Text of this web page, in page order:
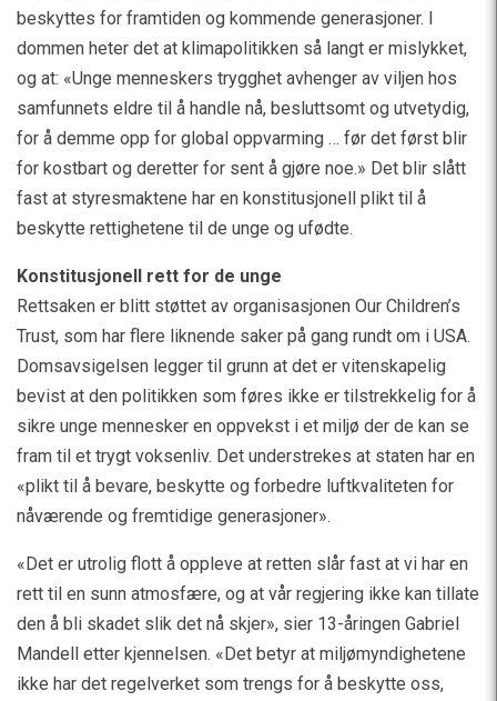
beskyttes for framtiden og kommende generasjoner. I
dommen heter det at klimapolitikken så langt er mislykket,
og at: «Unge menneskers trygghet avhenger av viljen hos
samfunnets eldre til å handle nå, besluttsomt og utvetydig,
for å demme opp for global oppvarming … før det først blir
for kostbart og deretter for sent å gjøre noe.» Det blir slått
fast at styresmaktene har en konstitusjonell plikt til å
beskytte rettighetene til de unge og ufødte.
Konstitusjonell rett for de unge
Rettsaken er blitt støttet av organisasjonen Our Children’s
Trust, som har flere liknende saker på gang rundt om i USA.
Domsavsigelsen legger til grunn at det er vitenskapelig
bevist at den politikken som føres ikke er tilstrekkelig for å
sikre unge mennesker en oppvekst i et miljø der de kan se
fram til et trygt voksenliv. Det understrekes at staten har en
«plikt til å bevare, beskytte og forbedre luftkvaliteten for
nåværende og fremtidige generasjoner».
«Det er utrolig flott å oppleve at retten slår fast at vi har en
rett til en sunn atmosfære, og at vår regjering ikke kan tillate
den å bli skadet slik det nå skjer», sier 13-åringen Gabriel
Mandell etter kjennelsen. «Det betyr at miljømyndighetene
ikke har det regelverket som trengs for å beskytte oss,